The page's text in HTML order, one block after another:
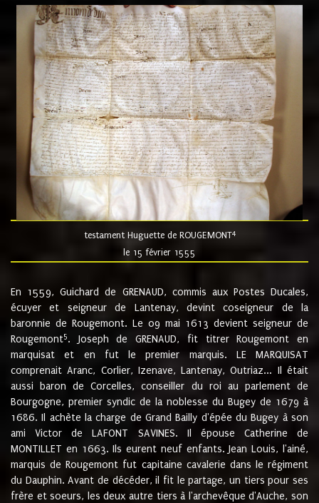
testament Huguette de ROUGEMONT4
le 15 février 1555
En 1559, Guichard de GRENAUD, commis aux Postes Ducales,
écuyer et seigneur de Lantenay, devint coseigneur de la
baronnie de Rougemont. Le 09 mai 1613 devient seigneur de
Rougemont5. Joseph de GRENAUD, fit titrer Rougemont en
marquisat et en fut le premier marquis. LE MARQUISAT
comprenait Aranc, Corlier, Izenave, Lantenay, Outriaz... Il était
aussi baron de Corcelles, conseiller du roi au parlement de
Bourgogne, premier syndic de la noblesse du Bugey de 1679 à
1686. Il achète la charge de Grand Bailly d'épée du Bugey à son
ami Victor de LAFONT SAVINES. Il épouse Catherine de
MONTILLET en 1663. Ils eurent neuf enfants. Jean Louis, l'ainé,
marquis de Rougemont fut capitaine cavalerie dans le régiment
du Dauphin. Avant de décéder, il fit le partage, un tiers pour ses
frère et soeurs, les deux autre tiers à l'archevêque d'Auche, son